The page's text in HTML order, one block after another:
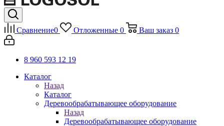
Сравнение0 Отложенные 0 Ваш заказ 0
8 960 593 12 19
Каталог
Назад
Каталог
Деревообрабатывающее оборудование
Назад
Деревообрабатывающее оборудование